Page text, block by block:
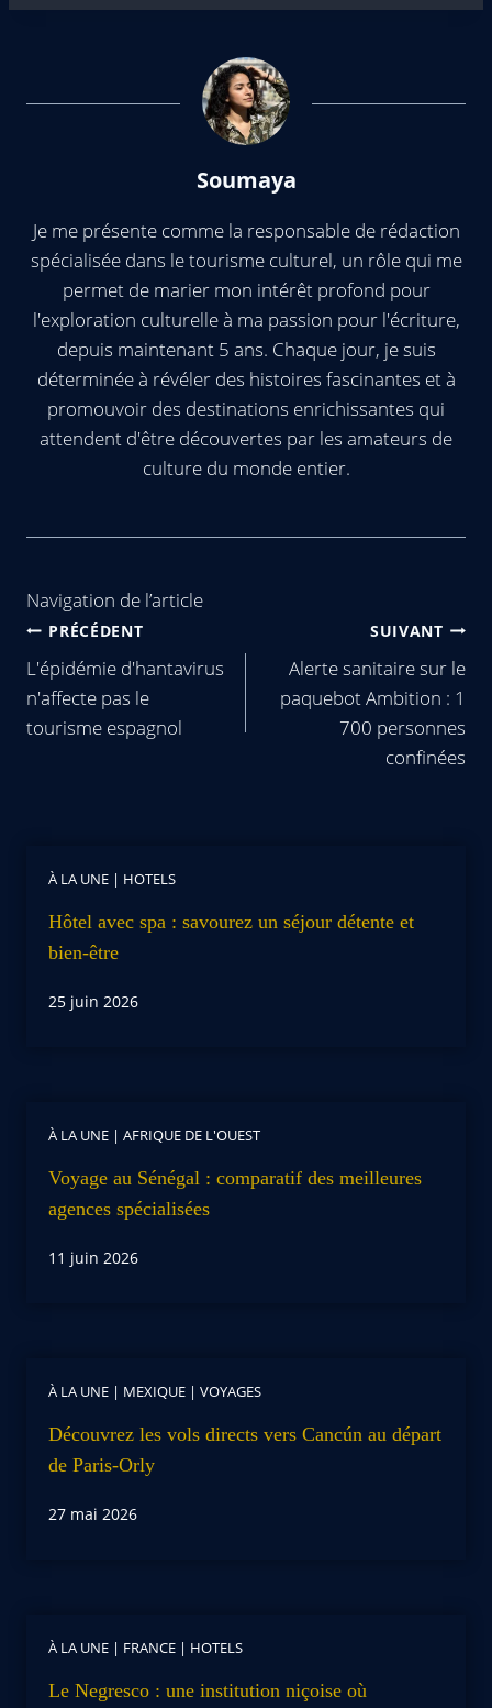
Soumaya
Je me présente comme la responsable de rédaction
spécialisée dans le tourisme culturel, un rôle qui me
permet de marier mon intérêt profond pour
l'exploration culturelle à ma passion pour l'écriture,
depuis maintenant 5 ans. Chaque jour, je suis
déterminée à révéler des histoires fascinantes et à
promouvoir des destinations enrichissantes qui
attendent d'être découvertes par les amateurs de
culture du monde entier.
Navigation de l’article
PRÉCÉDENT
L'épidémie d'hantavirus
n'affecte pas le
tourisme espagnol
SUIVANT
Alerte sanitaire sur le
paquebot Ambition : 1
700 personnes
confinées
À LA UNE | HOTELS
Hôtel avec spa : savourez un séjour détente et
bien-être
25 juin 2026
À LA UNE | AFRIQUE DE L'OUEST
Voyage au Sénégal : comparatif des meilleures
agences spécialisées
11 juin 2026
À LA UNE | MEXIQUE | VOYAGES
Découvrez les vols directs vers Cancún au départ
de Paris-Orly
27 mai 2026
À LA UNE | FRANCE | HOTELS
Le Negresco : une institution niçoise où